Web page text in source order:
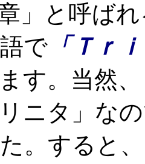
」と呼ば
で 「Ｔｒ
す。当然
ニタ」な
。すると